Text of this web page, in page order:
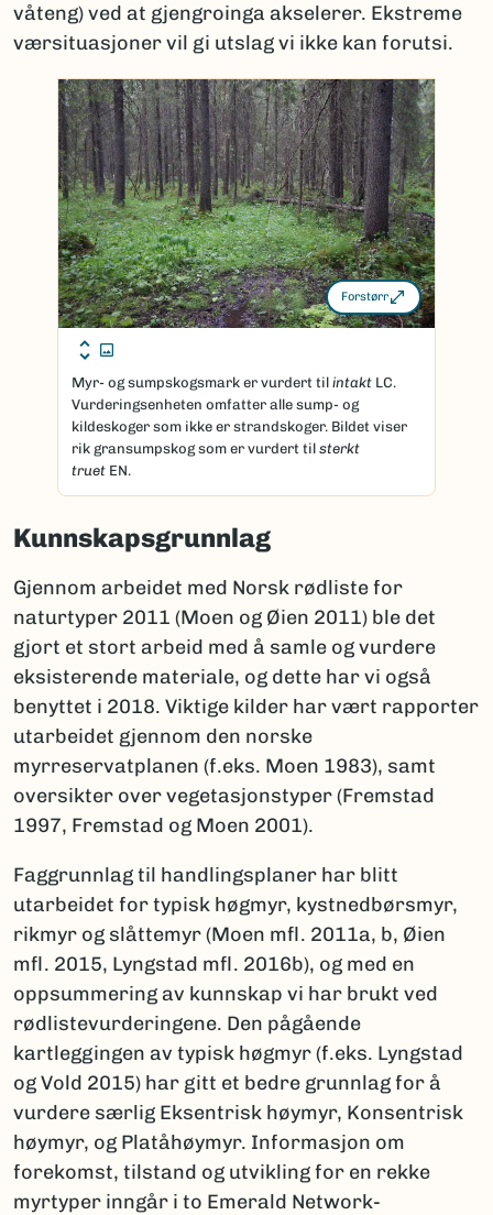
våteng) ved at gjengroinga akselerer. Ekstreme
værsituasjoner vil gi utslag vi ikke kan forutsi.
Forstørr
Myr- og sumpskogsmark er vurdert til intakt LC.
Vurderingsenheten omfatter alle sump- og
kildeskoger som ikke er strandskoger. Bildet viser
rik gransumpskog som er vurdert til sterkt
truet EN.
Kunnskapsgrunnlag
Gjennom arbeidet med Norsk rødliste for
naturtyper 2011 (Moen og Øien 2011) ble det
gjort et stort arbeid med å samle og vurdere
eksisterende materiale, og dette har vi også
benyttet i 2018. Viktige kilder har vært rapporter
utarbeidet gjennom den norske
myrreservatplanen (f.eks. Moen 1983), samt
oversikter over vegetasjonstyper (Fremstad
1997, Fremstad og Moen 2001).
Faggrunnlag til handlingsplaner har blitt
utarbeidet for typisk høgmyr, kystnedbørsmyr,
rikmyr og slåttemyr (Moen mfl. 2011a, b, Øien
mfl. 2015, Lyngstad mfl. 2016b), og med en
oppsummering av kunnskap vi har brukt ved
rødlistevurderingene. Den pågående
kartleggingen av typisk høgmyr (f.eks. Lyngstad
og Vold 2015) har gitt et bedre grunnlag for å
vurdere særlig Eksentrisk høymyr, Konsentrisk
høymyr, og Platåhøymyr. Informasjon om
forekomst, tilstand og utvikling for en rekke
myrtyper inngår i to Emerald Network-